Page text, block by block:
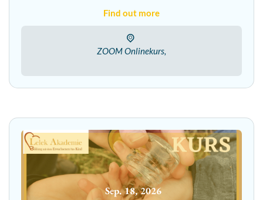
Find out more
ZOOM Onlinekurs,
Sep. 18, 2026